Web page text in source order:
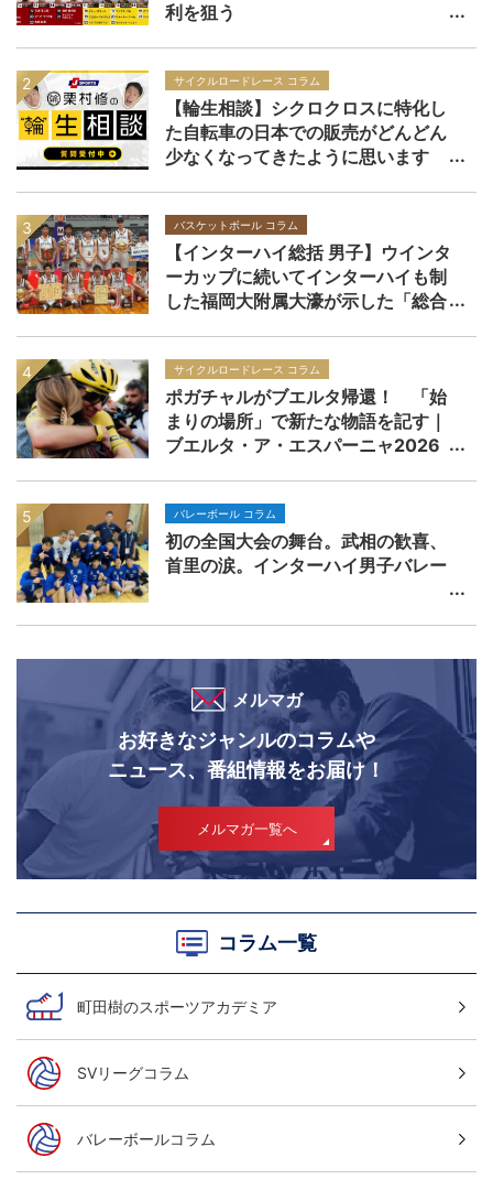
利を狙う
サイクルロードレース コラム
【輪生相談】シクロクロスに特化し
た自転車の日本での販売がどんどん
少なくなってきたように思います
バスケットボール コラム
【インターハイ総括 男子】ウインタ
ーカップに続いてインターハイも制
した福岡大附属大濠が示した「総合
サイクルロードレース コラム
ポガチャルがブエルタ帰還！ 「始
まりの場所」で新たな物語を記す｜
ブエルタ・ア・エスパーニャ2026
バレーボール コラム
初の全国大会の舞台。武相の歓喜、
首里の涙。インターハイ男子バレー
メルマガ
お好きなジャンルのコラムや
ニュース、番組情報をお届け！
メルマガ一覧へ
コラム一覧
町田樹のスポーツアカデミア
SVリーグコラム
バレーボールコラム